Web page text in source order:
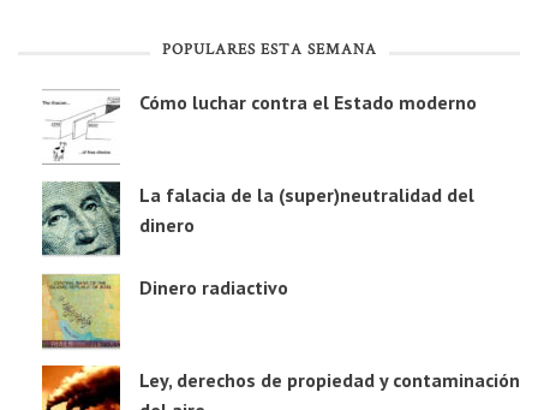
POPULARES ESTA SEMANA
Cómo luchar contra el Estado moderno
La falacia de la (super)neutralidad del
dinero
Dinero radiactivo
Ley, derechos de propiedad y contaminación